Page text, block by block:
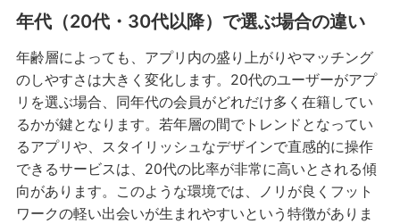
年代（20代・30代以降）で選ぶ場合の違い
年齢層によっても、アプリ内の盛り上がりやマッチング
のしやすさは大きく変化します。20代のユーザーがアプ
リを選ぶ場合、同年代の会員がどれだけ多く在籍してい
るかが鍵となります。若年層の間でトレンドとなってい
るアプリや、スタイリッシュなデザインで直感的に操作
できるサービスは、20代の比率が非常に高いとされる傾
向があります。このような環境では、ノリが良くフット
ワークの軽い出会いが生まれやすいという特徴がありま